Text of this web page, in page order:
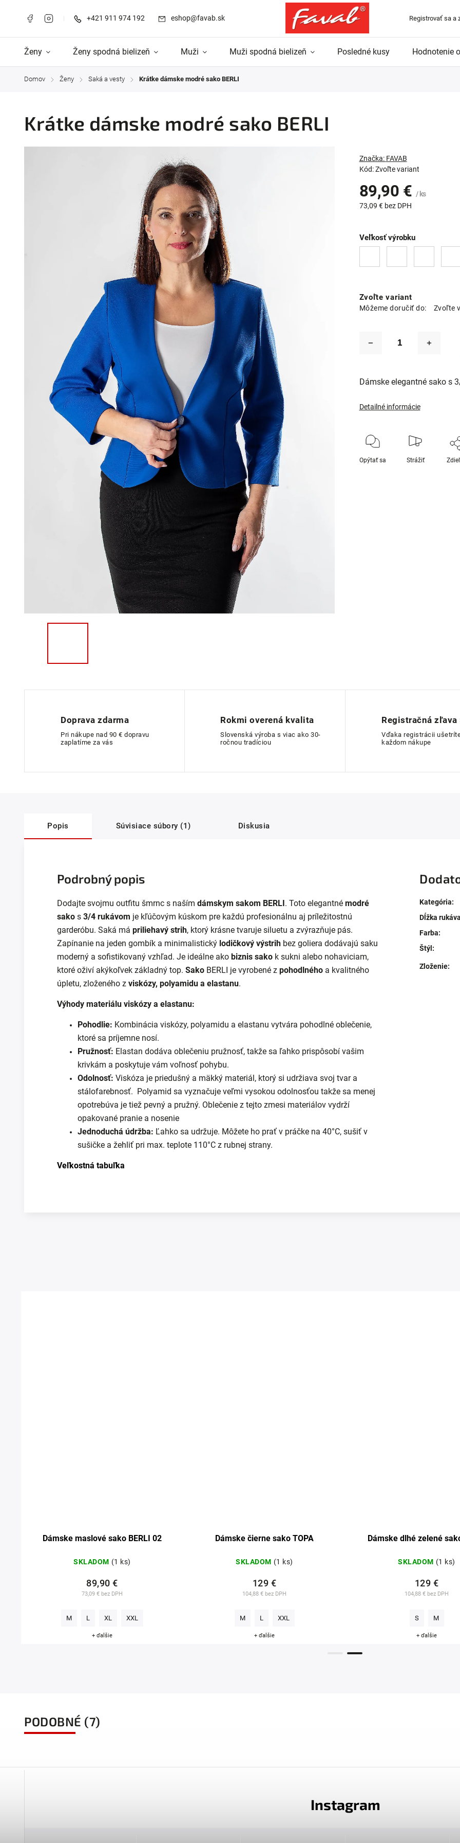
+421 911 974 192 eshop@favab.sk Registrovať sa a
Ženy Ženy spodná bielizeň Muži Muži spodná bielizeň Posledné kusy Hodnotenie
Domov / Ženy / Saká a vesty / Krátke dámske modré sako BERLI
Krátke dámske modré sako BERLI
Kód: Zvoľte variant
Značka: FAVAB
89,90 € / ks
73,09 € bez DPH
Zvoľte variant
Môžeme doručiť do: Zvoľte
Veľkosť výrobku
Dámske elegantné sako s
Detailné informácie
Opýtať sa Strážiť
Doprava zdarma
Pri nákupe nad 90 € dopravu
zaplatíme za vás
Rokmi overená kvalita
Slovenská výroba s viac ako 30-
ročnou tradíciou
Registračná zľava
Vďaka registrácii
každom nákupe
Popis Súvisiace súbory (1) Diskusia
Podrobný popis
Dodajte svojmu outfitu šmrnc s naším dámskym sakom BERLI . Toto elegantné modré
sako s 3/4 rukávom je kľúčovým kúskom pre každú profesionálnu aj príležitostnú
garderóbu. Saká má priliehavý strih, ktorý krásne tvaruje siluetu a zvýrazňuje pás.
Zapínanie na jeden gombík a minimalistický lodičkový výstrih bez goliera dodávajú saku
moderný a sofistikovaný vzhľad. Je ideálne ako biznis sako k sukni alebo nohaviciam,
ktoré oživí akýkoľvek základný top. Sako BERLI je vyrobené z pohodlného a kvalitného
úpletu, zloženého z viskózy, polyamidu a elastanu.
Výhody materiálu viskózy a elastanu:
Pohodlie: Kombinácia viskózy, polyamidu a elastanu vytvára pohodlné oblečenie,
ktoré sa príjemne nosí.
Pružnosť: Elastan dodáva oblečeniu pružnosť, takže sa ľahko prispôsobí vašim
krivkám a poskytuje vám voľnosť pohybu.
Odolnosť: Viskóza je priedušný a mäkký materiál, ktorý si udržiava svoj tvar a
stálofarebnosť. Polyamid sa vyznačuje veľmi vysokou odolnosťou takže sa menej
opotrebúva je tiež pevný a pružný. Oblečenie z tejto zmesi materiálov vydrží
opakované pranie a nosenie
Jednoduchá údržba: Ľahko sa udržuje. Môžete ho prať v práčke na 40°C, sušiť v
sušičke a žehliť pri max. teplote 110°C z rubnej strany.
Veľkostná tabuľka
Kategória:
Dĺžka rukáva
Farba:
Štýl:
Zloženie:
Dámske maslové sako BERLI 02
SKLADOM (1 ks)
73,09 € bez DPH
89,90 €
M L XL XXL
+ ďalšie
Dámske čierne sako TOPA
SKLADOM (1 ks)
104,88 € bez DPH
129 €
M L XXL
+ ďalšie
Dámske dlhé zelené
SKLADOM (1 ks)
104,88 € bez DPH
129 €
S M
+ ďalšie
PODOBNÉ (7)
Instagram